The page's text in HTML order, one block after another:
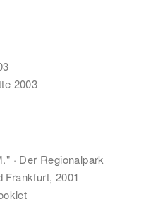
2003
· Der Regionalpark
Frankfurt, 2001